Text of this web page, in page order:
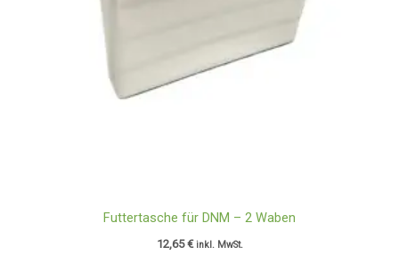
Futtertasche für DNM – 2 Waben
12,65€ inkl. MwSt.